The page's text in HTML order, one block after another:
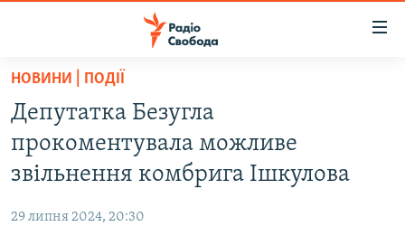
Перейти
основного
матеріалу
Перейти
до
основної
ВСЕ ЗА ДОБУ
СТАТТІ
РОСІЙСЬКА «ФІЛЬТРАЦІЯ»
НОВИНИ | ПОДІЇ
Депутатка Безугла
прокоментувала можливе
звільнення комбрига Ішкулова
29 липня 2024, 20:30